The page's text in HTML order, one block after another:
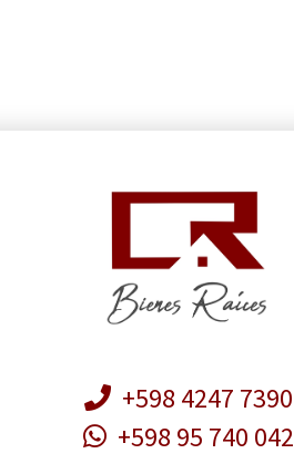
+598 4247 7390
+598 95 740 042